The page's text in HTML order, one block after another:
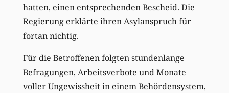
hatten, einen entsprechenden Bescheid. Die
Regierung erklärte ihren Asylanspruch für
fortan nichtig.
Für die Betroffenen folgten stundenlange
Befragungen, Arbeitsverbote und Monate
voller Ungewissheit in einem Behördensystem,